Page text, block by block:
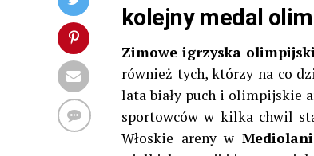
kolejny medal
Zimowe igrzyska
również tych, którzy na co
lata biały puch i olimpijskie
sportowców w kilka chwil
Włoskie areny w